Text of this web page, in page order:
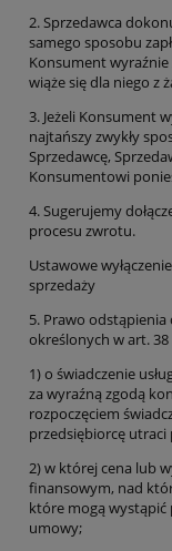
2. Sprzedawca
samego sposobu
Konsument
wiąże się dla niego z
3. Jeżeli Konsument
najtańszy zwykły
Sprzedawcę,
Konsumentowi
4. Sugerujemy
procesu zwrotu.
Ustawowe
sprzedaży
5. Prawo
określonych w art.
1) o świadczenie
za wyraźną zgodą
rozpoczęciem
przedsiębiorcę
2) w której cena lub
finansowym, nad
które mogą
umowy;